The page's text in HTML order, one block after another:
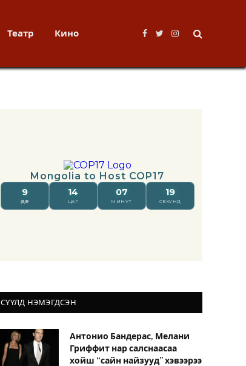
Театр Кино
Facebook
TwitterInstagram
СҮҮЛД НЭМЭГДСЭН
Антонио Бандерас, Мелани
Гриффит нар салснаасаа
хойш “сайн найзууд” хэвээрээ